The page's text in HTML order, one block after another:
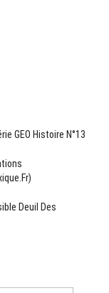
GEO Histoire N°13
Deuil Des